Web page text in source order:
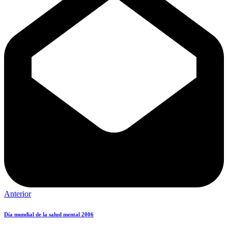
Anterior
Día mundial de la salud mental 2006